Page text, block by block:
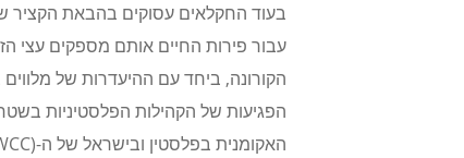
בעוד החקלאים עסוקים בהבאת הקציר
עבור פירות החיים אותם מספקים עצי
הקורונה, ביחד עם ההיעדרות של
הפגיעות של הקהילות הפלסטיניות
האקומנית בפלסטין ובישראל של ה-